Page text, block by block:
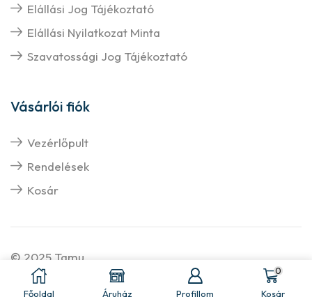
Főoldal Áruház Profillom
0
Kosár
Elállási Jog Tájékoztató
Elállási Nyilatkozat Minta
Szavatossági Jog Tájékoztató
Vásárlói fiók
Vezérlőpult
Rendelések
Kosár
© 2025 Tamu